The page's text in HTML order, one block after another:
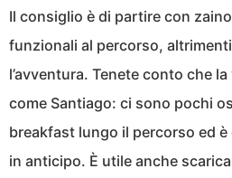
Il consiglio è di partire con
funzionali al percorso,
l’avventura. Tenete conto che
come Santiago: ci sono pochi
breakfast lungo il percorso ed
in anticipo. È utile anche